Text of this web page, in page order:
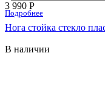
3 990 Р
Подробнее
Нога стойка стекло
В наличии